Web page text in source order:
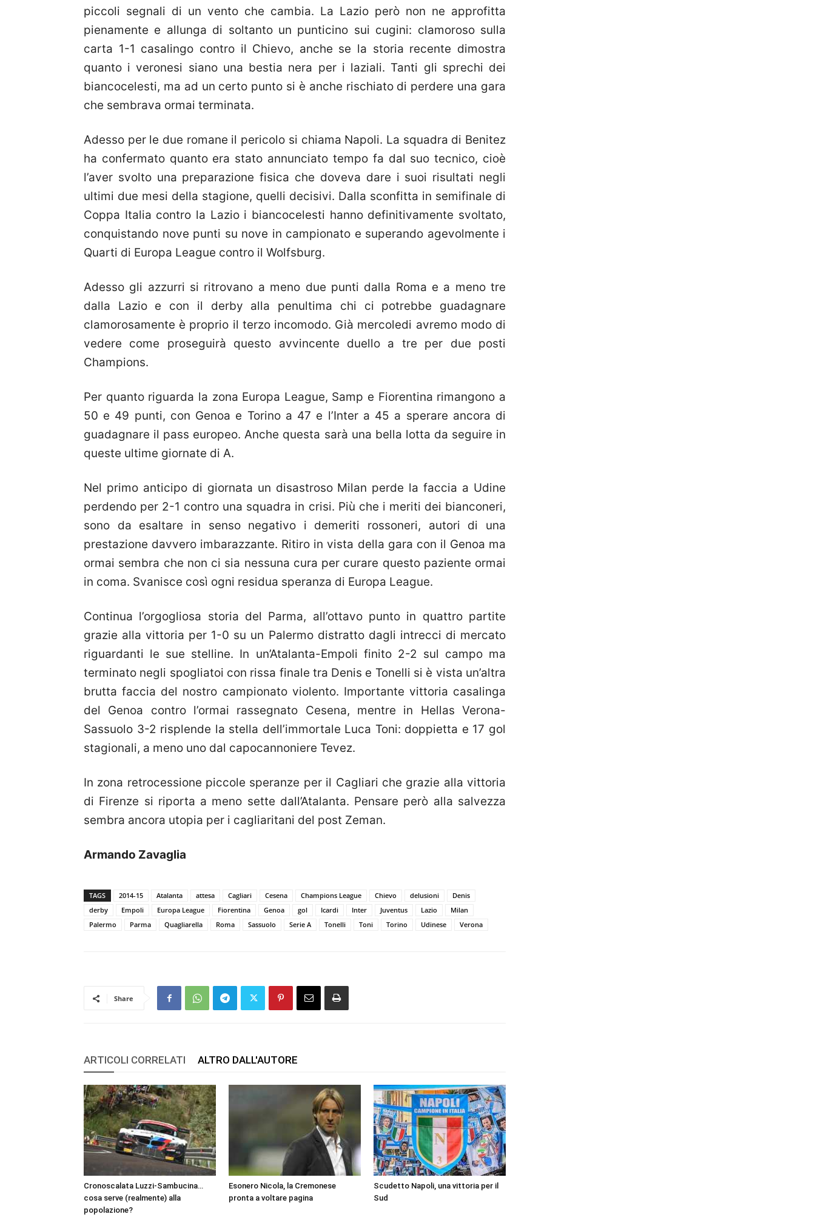
piccoli segnali di un vento che cambia. La Lazio però non ne approfitta
pienamente e allunga di soltanto un punticino sui cugini: clamoroso sulla
carta 1-1 casalingo contro il Chievo, anche se la storia recente dimostra
quanto i veronesi siano una bestia nera per i laziali. Tanti gli sprechi dei
biancocelesti, ma ad un certo punto si è anche rischiato di perdere una gara
che sembrava ormai terminata.
Adesso per le due romane il pericolo si chiama Napoli. La squadra di Benitez
ha confermato quanto era stato annunciato tempo fa dal suo tecnico, cioè
l’aver svolto una preparazione fisica che doveva dare i suoi risultati negli
ultimi due mesi della stagione, quelli decisivi. Dalla sconfitta in semifinale di
Coppa Italia contro la Lazio i biancocelesti hanno definitivamente svoltato,
conquistando nove punti su nove in campionato e superando agevolmente i
Quarti di Europa League contro il Wolfsburg.
Adesso gli azzurri si ritrovano a meno due punti dalla Roma e a meno tre
dalla Lazio e con il derby alla penultima chi ci potrebbe guadagnare
clamorosamente è proprio il terzo incomodo. Già mercoledi avremo modo di
vedere come proseguirà questo avvincente duello a tre per due posti
Champions.
Per quanto riguarda la zona Europa League, Samp e Fiorentina rimangono a
50 e 49 punti, con Genoa e Torino a 47 e l’Inter a 45 a sperare ancora di
guadagnare il pass europeo. Anche questa sarà una bella lotta da seguire in
queste ultime giornate di A.
Nel primo anticipo di giornata un disastroso Milan perde la faccia a Udine
perdendo per 2-1 contro una squadra in crisi. Più che i meriti dei bianconeri,
sono da esaltare in senso negativo i demeriti rossoneri, autori di una
prestazione davvero imbarazzante. Ritiro in vista della gara con il Genoa ma
ormai sembra che non ci sia nessuna cura per curare questo paziente ormai
in coma. Svanisce così ogni residua speranza di Europa League.
Continua l’orgogliosa storia del Parma, all’ottavo punto in quattro partite
grazie alla vittoria per 1-0 su un Palermo distratto dagli intrecci di mercato
riguardanti le sue stelline. In un’Atalanta-Empoli finito 2-2 sul campo ma
terminato negli spogliatoi con rissa finale tra Denis e Tonelli si è vista un’altra
brutta faccia del nostro campionato violento. Importante vittoria casalinga
del Genoa contro l’ormai rassegnato Cesena, mentre in Hellas Verona-
Sassuolo 3-2 risplende la stella dell’immortale Luca Toni: doppietta e 17 gol
stagionali, a meno uno dal capocannoniere Tevez.
In zona retrocessione piccole speranze per il Cagliari che grazie alla vittoria
di Firenze si riporta a meno sette dall’Atalanta. Pensare però alla salvezza
sembra ancora utopia per i cagliaritani del post Zeman.
Armando Zavaglia
TAGS 2014-15 Atalanta attesa Cagliari Cesena Champions League Chievo delusioni
Denis
derby
Empoli Europa League Fiorentina Genoa gol Icardi Inter Juventus Lazio
Milan
Palermo
Parma Quagliarella Roma Sassuolo Serie A Tonelli Toni Torino Udinese Verona
Share
ARTICOLI CORRELATI ALTRO DALL'AUTORE
Cronoscalata Luzzi-Sambucina…
cosa serve (realmente) alla
popolazione?
Esonero Nicola, la Cremonese
pronta a voltare pagina
Scudetto Napoli, una vittoria per il
Sud